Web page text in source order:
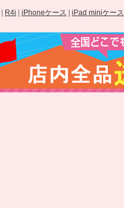
R4i iPhoneケース iPad miniケース